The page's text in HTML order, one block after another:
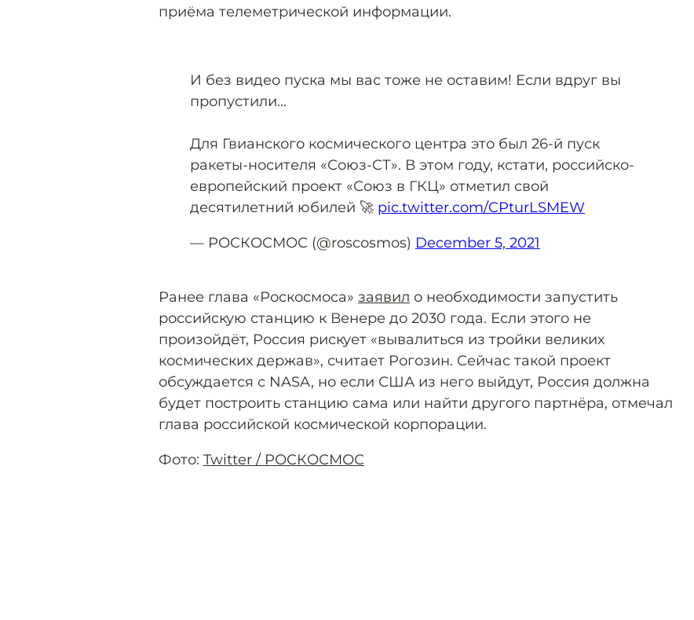
приёма телеметрической информации.
И без видео пуска мы вас тоже не оставим! Если вдруг вы
пропустили...
Для Гвианского космического центра это был 26-й пуск
ракеты-носителя «Союз-СТ». В этом году, кстати, российско-
европейский проект «Союз в ГКЦ» отметил свой
десятилетний юбилей 🚀 pic.twitter.com/CPturLSMEW
— РОСКОСМОС (@roscosmos) December 5, 2021
Ранее глава «Роскосмоса» заявил о необходимости запустить
российскую станцию к Венере до 2030 года. Если этого не
произойдёт, Россия рискует «вывалиться из тройки великих
космических держав», считает Рогозин. Сейчас такой проект
обсуждается с NASA, но если США из него выйдут, Россия должна
будет построить станцию сама или найти другого партнёра, отмечал
глава российской космической корпорации.
Фото: Twitter / РОСКОСМОС